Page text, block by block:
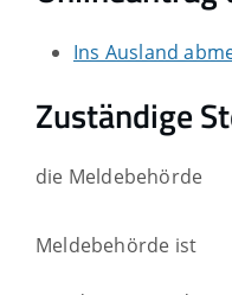
Ins Ausland
Zuständige
die Meldebehörde
Meldebehörde ist